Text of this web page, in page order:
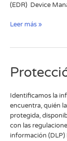
(EDR) ​ Device
Leer más »
Identificamos la
encuentra, quién
protegida,
con las
información
Protección
de